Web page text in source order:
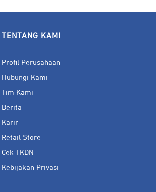
TENTANG KAMI
Profil Perusahaan
Hubungi Kami
Tim Kami
Berita
Karir
Retail Store
Cek TKDN
Kebijakan Privasi